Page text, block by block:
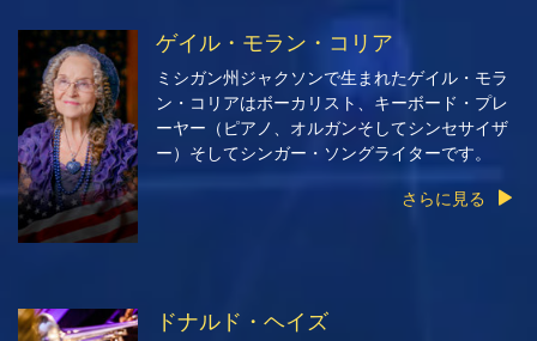
ゲイル・モラン・コリア
ミシガン州ジャクソンで生まれたゲイル・モラ
ン・コリアはボーカリスト、キーボード・プレ
ーヤー（ピアノ、オルガンそしてシンセサイザ
ー）そしてシンガー・ソングライターです。
さらに見る
ドナルド・ヘイズ